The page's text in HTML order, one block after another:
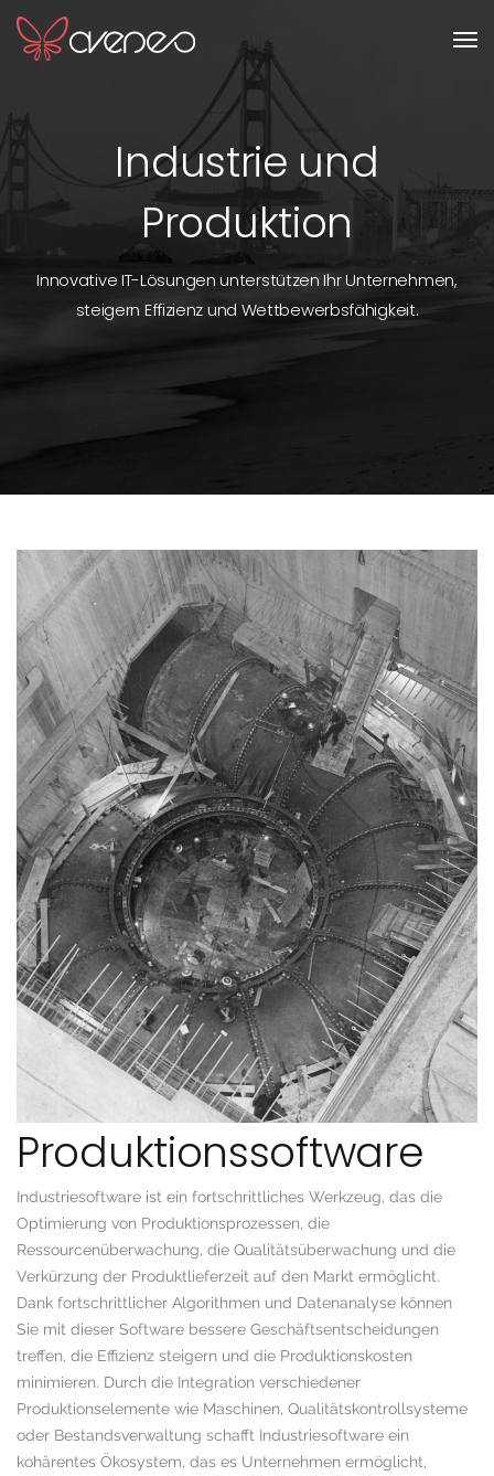
Industrie und
Produktion
Innovative IT-Lösungen unterstützen Ihr Unternehmen,
steigern Effizienz und Wettbewerbsfähigkeit.
Produktionssoftware
Industriesoftware ist ein fortschrittliches Werkzeug, das die
Optimierung von Produktionsprozessen, die
Ressourcenüberwachung, die Qualitätsüberwachung und die
Verkürzung der Produktlieferzeit auf den Markt ermöglicht.
Dank fortschrittlicher Algorithmen und Datenanalyse können
Sie mit dieser Software bessere Geschäftsentscheidungen
treffen, die Effizienz steigern und die Produktionskosten
minimieren. Durch die Integration verschiedener
Produktionselemente wie Maschinen, Qualitätskontrollsysteme
oder Bestandsverwaltung schafft Industriesoftware ein
kohärentes Ökosystem, das es Unternehmen ermöglicht,